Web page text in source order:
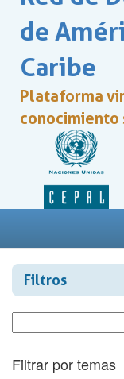
de
Caribe
Plataforma
Filtros
Filtrar por temas